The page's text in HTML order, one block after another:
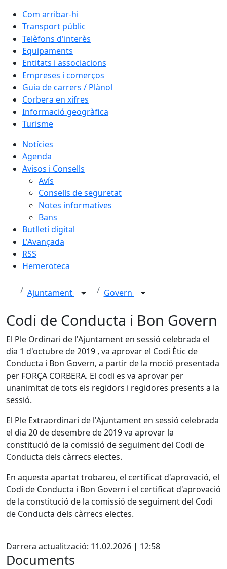
Com arribar-hi
Transport públic
Telèfons d'interès
Equipaments
Entitats i associacions
Empreses i comerços
Guia de carrers / Plànol
Corbera en xifres
Informació geogràfica
Turisme
Notícies
Agenda
Avisos i Consells
Avís
Consells de seguretat
Notes informatives
Bans
Butlletí digital
L'Avançada
RSS
Hemeroteca
Ajuntament Govern
Codi de Conducta i Bon Govern
El Ple Ordinari de l'Ajuntament en sessió celebrada el
dia 1 d'octubre de 2019 , va aprovar el Codi Ètic de
Conducta i Bon Govern, a partir de la moció presentada
per FORÇA CORBERA. El codi es va aprovar per
unanimitat de tots els regidors i regidores presents a la
sessió.
El Ple Extraordinari de l'Ajuntament en sessió celebrada
el dia 20 de desembre de 2019 va aprovar la
constitució de la comissió de seguiment del Codi de
Conducta dels càrrecs electes.
En aquesta apartat trobareu, el certificat d'aprovació, el
Codi de Conducta i Bon Govern i el certificat d'aprovació
de la constitució de la comissió de seguiment del Codi
de Conducta dels càrrecs electes.
Darrera actualització: 11.02.2026 | 12:58
Documents